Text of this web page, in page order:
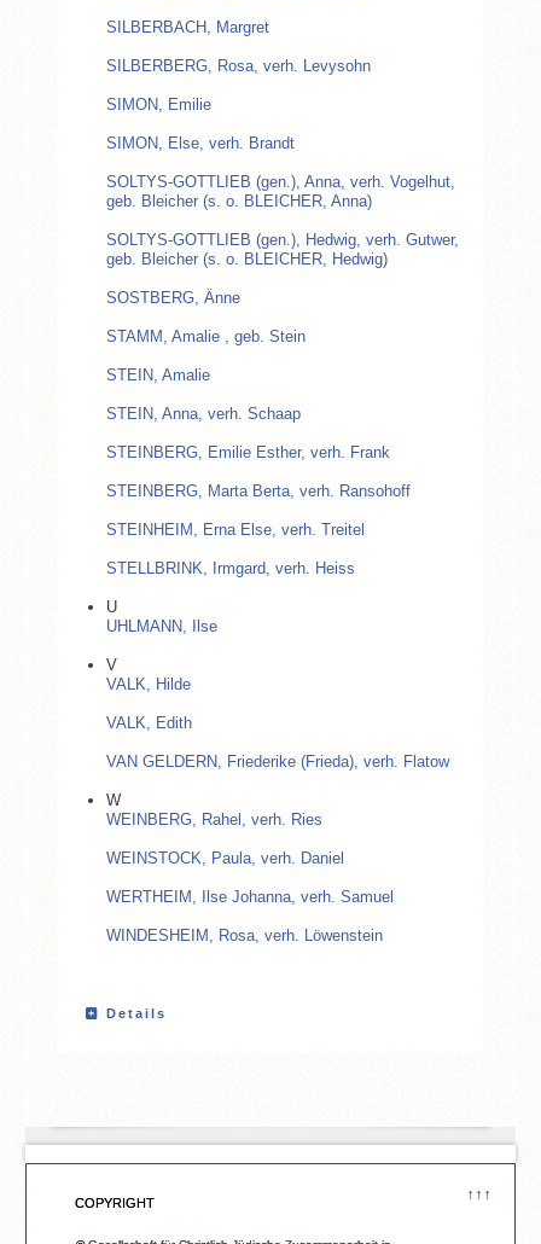
↑↑↑
COPYRIGHT
SILBERBACH, Margret
SILBERBERG, Rosa, verh. Levysohn
SIMON, Emilie
SIMON, Else, verh. Brandt
SOLTYS-GOTTLIEB (gen.), Anna, verh. Vogelhut,
geb. Bleicher (s. o. BLEICHER, Anna)
SOLTYS-GOTTLIEB (gen.), Hedwig, verh. Gutwer,
geb. Bleicher (s. o. BLEICHER, Hedwig)
SOSTBERG, Änne
STAMM, Amalie , geb. Stein
STEIN, Amalie
STEIN, Anna, verh. Schaap
STEINBERG, Emilie Esther, verh. Frank
STEINBERG, Marta Berta, verh. Ransohoff
STEINHEIM, Erna Else, verh. Treitel
STELLBRINK, Irmgard, verh. Heiss
U
UHLMANN, Ilse
V
VALK, Hilde
VALK, Edith
VAN GELDERN, Friederike (Frieda), verh. Flatow
W
WEINBERG, Rahel, verh. Ries
WEINSTOCK, Paula, verh. Daniel
WERTHEIM, Ilse Johanna, verh. Samuel
WINDESHEIM, Rosa, verh. Löwenstein
Details